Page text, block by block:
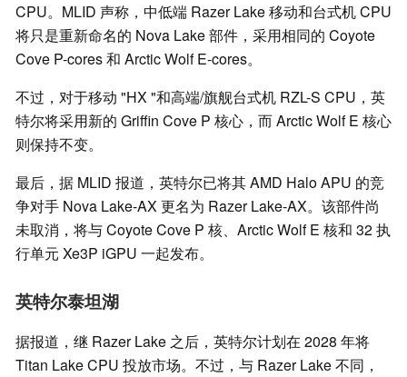
CPU。MLID 声称，中低端 Razer Lake 移动和台式机 CPU
将只是重新命名的 Nova Lake 部件，采用相同的 Coyote
Cove P-cores 和 Arctic Wolf E-cores。
不过，对于移动 "HX "和高端/旗舰台式机 RZL-S CPU，英
特尔将采用新的 Griffin Cove P 核心，而 Arctic Wolf E 核心
则保持不变。
最后，据 MLID 报道，英特尔已将其 AMD Halo APU 的竞
争对手 Nova Lake-AX 更名为 Razer Lake-AX。该部件尚
未取消，将与 Coyote Cove P 核、Arctic Wolf E 核和 32 执
行单元 Xe3P iGPU 一起发布。
英特尔泰坦湖
据报道，继 Razer Lake 之后，英特尔计划在 2028 年将
Titan Lake CPU 投放市场。不过，与 Razer Lake 不同，